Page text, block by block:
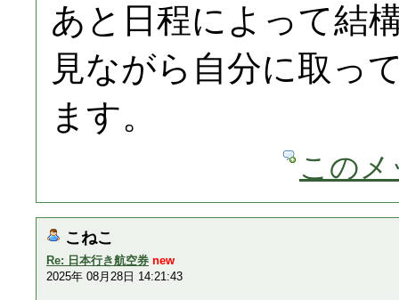
あと日程によって結
見ながら自分に取っ
ます。
この
こねこ
Re: 日本行き航空券 new
2025年 08月28日 14:21:43